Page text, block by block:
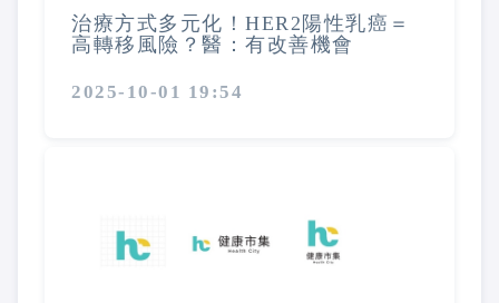
治療方式多元化！HER2陽性乳癌＝
高轉移風險？醫：有改善機會
2025-10-01 19:54